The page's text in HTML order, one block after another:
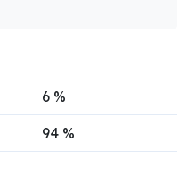
6 %
94 %